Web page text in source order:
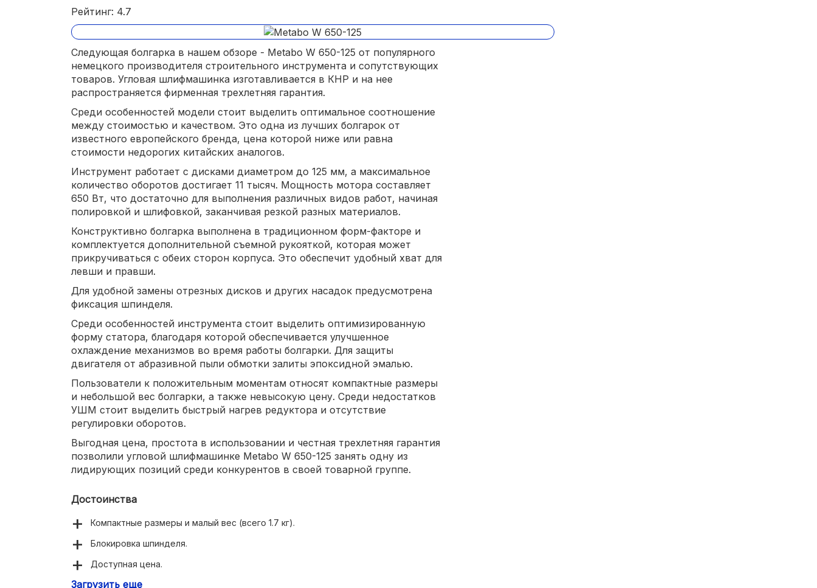
Рейтинг: 4.7
Следующая болгарка в нашем обзоре - Metabo W 650-125 от популярного
немецкого производителя строительного инструмента и сопутствующих
товаров. Угловая шлифмашинка изготавливается в КНР и на нее
распространяется фирменная трехлетняя гарантия.
Среди особенностей модели стоит выделить оптимальное соотношение
между стоимостью и качеством. Это одна из лучших болгарок от
известного европейского бренда, цена которой ниже или равна
стоимости недорогих китайских аналогов.
Инструмент работает с дисками диаметром до 125 мм, а максимальное
количество оборотов достигает 11 тысяч. Мощность мотора составляет
650 Вт, что достаточно для выполнения различных видов работ, начиная
полировкой и шлифовкой, заканчивая резкой разных материалов.
Конструктивно болгарка выполнена в традиционном форм-факторе и
комплектуется дополнительной съемной рукояткой, которая может
прикручиваться с обеих сторон корпуса. Это обеспечит удобный хват для
левши и правши.
Для удобной замены отрезных дисков и других насадок предусмотрена
фиксация шпинделя.
Среди особенностей инструмента стоит выделить оптимизированную
форму статора, благодаря которой обеспечивается улучшенное
охлаждение механизмов во время работы болгарки. Для защиты
двигателя от абразивной пыли обмотки залиты эпоксидной эмалью.
Пользователи к положительным моментам относят компактные размеры
и небольшой вес болгарки, а также невысокую цену. Среди недостатков
УШМ стоит выделить быстрый нагрев редуктора и отсутствие
регулировки оборотов.
Выгодная цена, простота в использовании и честная трехлетняя гарантия
позволили угловой шлифмашинке Metabo W 650-125 занять одну из
лидирующих позиций среди конкурентов в своей товарной группе.
Достоинства
Компактные размеры и малый вес (всего 1.7 кг).
Блокировка шпинделя.
Доступная цена.
Высокое качество сборки.
Загрузить еще